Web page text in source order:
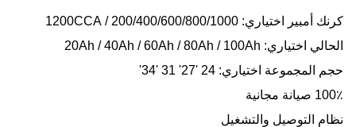
كرنك أمبير اختياري: 200/400/600/800/1000 / 1200CCA
الحالي اختياري: 20Ah / 40Ah / 60Ah / 80Ah / 100Ah
حجم المجموعة اختياري: 24 '27' 31 '34'
100٪ صيانة مجانية
نظام التوصيل والتشغيل